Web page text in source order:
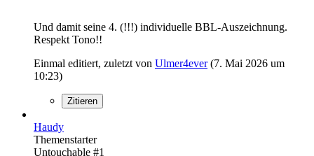
Und damit seine 4. (!!!) individuelle BBL-Auszeichnung.
Respekt Tono!!
Einmal editiert, zuletzt von Ulmer4ever(7. Mai 2026 um
10:23)
Zitieren
Haudy
Themenstarter
Untouchable #1